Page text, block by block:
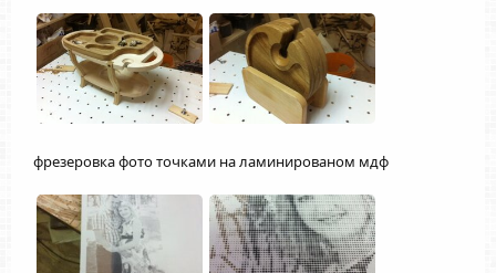
фрезеровка фото точками на ламинированом мдф